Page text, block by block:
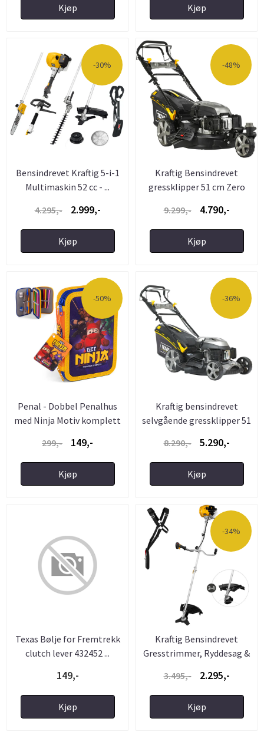
Kjøp Kjøp
-30%
Bensindrevet Kraftig 5-i-1
Multimaskin 52 cc - ...
4.295,-
2.999,-
Kjøp
-48%
Kraftig Bensindrevet
gressklipper 51 cm Zero
9.299,- 4.790,-
Kjøp
-50%
Penal - Dobbel Penalhus
med Ninja Motiv komplett
299,- 149,-
Kjøp
-36%
Kraftig bensindrevet
selvgående gressklipper 51
8.290,- 5.290,-
Kjøp
Texas Bølje for Fremtrekk
clutch lever 432452 ...
149,-
Kjøp
-34%
Kraftig Bensindrevet
Gresstrimmer, Ryddesag &
3.495,- 2.295,-
Kjøp